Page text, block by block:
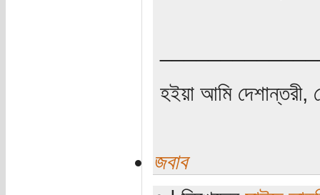
হইয়া আমি দেশান্তরী,
জবাব